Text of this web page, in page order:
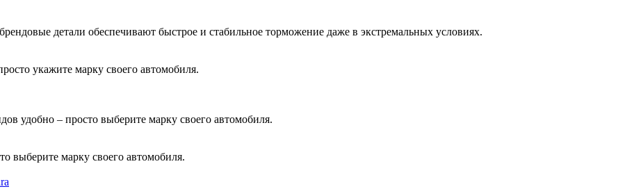
детали обеспечивают быстрое и стабильное торможение даже в экстремальных условиях.
укажите марку своего автомобиля.
удобно – просто выберите марку своего автомобиля.
выберите марку своего автомобиля.